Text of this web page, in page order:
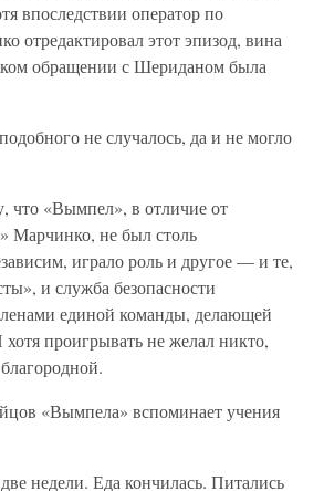
впоследствии оператор по
отредактировал этот эпизод, вина
обращении с Шериданом была
не случалось, да и не могло
что «Вымпел», в отличие от
Марчинко, не был столь
играло роль и другое — и те,
и служба безопасности
единой команды, делающей
проигрывать не желал никто,
«Вымпела» вспоминает учения
недели. Еда кончилась. Питались